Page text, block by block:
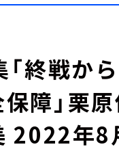
「終戦
保障」栗
年8